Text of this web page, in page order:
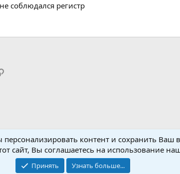
соблюдался регистр
почта
Ссылка
Обратная связь
контент и сохранить Ваш
сайт, Вы соглашаетесь на использование
Принять Узнать больше...